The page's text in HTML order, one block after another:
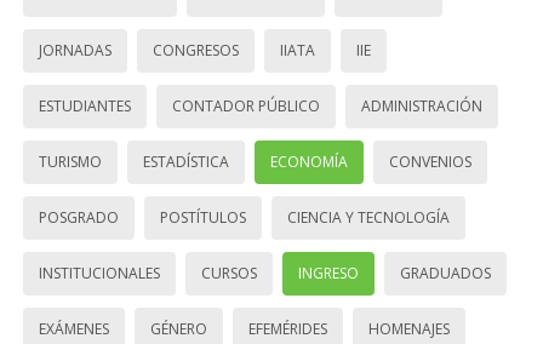
JORNADAS CONGRESOS IIATA IIE
ESTUDIANTES CONTADOR PÚBLICO ADMINISTRACIÓN
TURISMO ESTADÍSTICA ECONOMÍA CONVENIOS
POSGRADO POSTÍTULOS CIENCIA Y TECNOLOGÍA
INSTITUCIONALES CURSOS INGRESO GRADUADOS
EXÁMENES GÉNERO EFEMÉRIDES HOMENAJES